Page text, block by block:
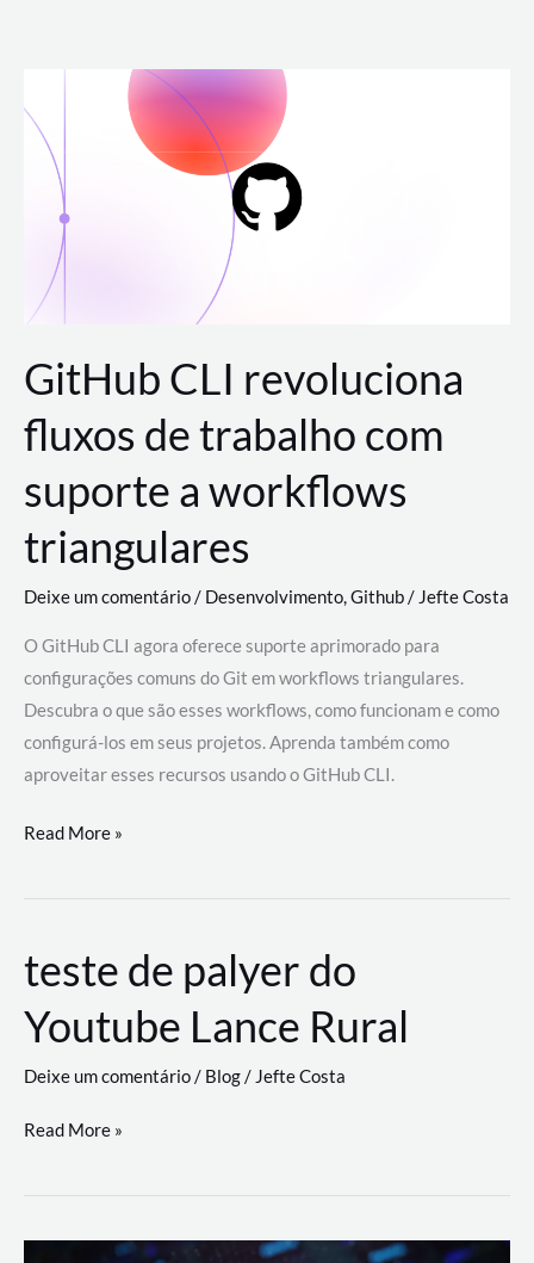
para
conteúdo
GitHub CLI revoluciona
fluxos de trabalho com
suporte a workflows
triangulares
Deixe um comentário/ Desenvolvimento,Github/ Jefte Costa
O GitHub CLI agora oferece suporte aprimorado para
configurações comuns do Git em workflows triangulares.
Descubra o que são esses workflows, como funcionam e como
configurá-los em seus projetos. Aprenda também como
aproveitar esses recursos usando o GitHub CLI.
GitHub
revoluciona
de
trabalho
com
a
workflows
Read More »
teste de palyer do
Youtube Lance Rural
Deixe um comentário/ Blog/ Jefte Costa
teste
palyer
Read More »